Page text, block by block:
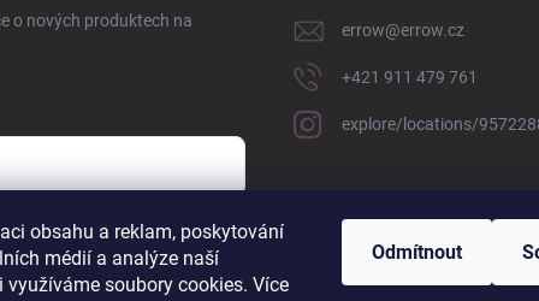
obsahu a reklam, poskytování
médií a analýze naší
využíváme soubory cookies. Více
Odmítnout
o nových produktech na
údajů
errow@errow.cz
+421 911 479 761
explore/locations/